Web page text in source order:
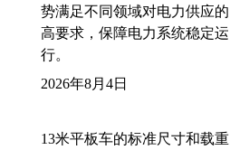
势满足不同领域对电力供应的
高要求，保障电力系统稳定运
行。
2026年8月4日
13米平板车的标准尺寸和载重